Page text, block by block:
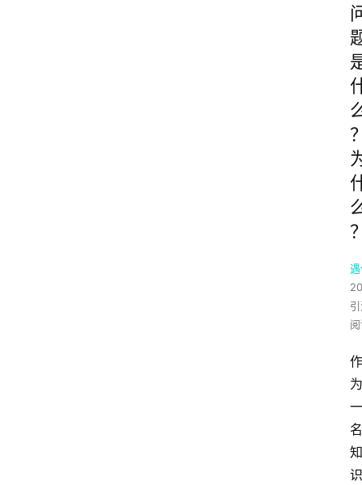
作
为
一
名
知
识